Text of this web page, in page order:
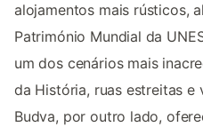
alojamentos mais rústicos,
Património Mundial da
um dos cenários mais
da História, ruas estreitas e
Budva, por outro lado,